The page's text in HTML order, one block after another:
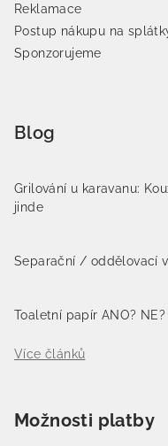
Reklamace
Postup nákupu na
Sponzorujeme
Blog
Grilování u karavanu:
jinde
Separační / oddělovací
Toaletní papír ANO? NE?
Více článků
Možnosti platby